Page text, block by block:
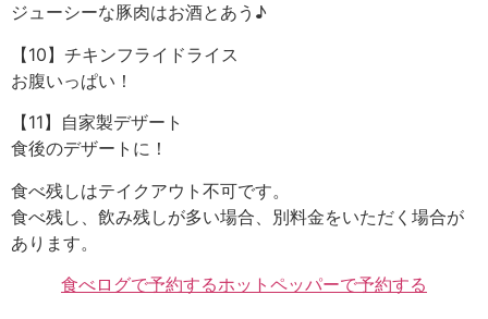
ジューシーな豚肉はお酒とあう♪
【10】チキンフライドライス
お腹いっぱい！
【11】自家製デザート
食後のデザートに！
食べ残しはテイクアウト不可です。
食べ残し、飲み残しが多い場合、別料金をいただく場合が
あります。
食べログで予約するホットペッパーで予約する